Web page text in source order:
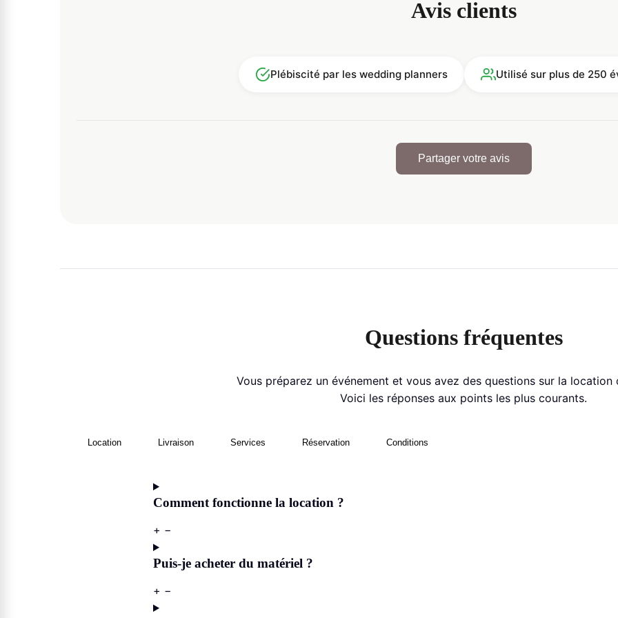
Avis clients
Plébiscité par les wedding planners Utilisé sur plus de 250
Partager votre avis
Questions fréquentes
Vous préparez un événement et vous avez des questions sur la location
Voici les réponses aux points les plus courants.
Location Livraison Services Réservation Conditions
Comment fonctionne la location ?
+ −
Puis-je acheter du matériel ?
+ −